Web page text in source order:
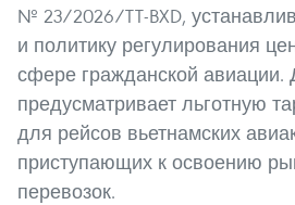
№ 23/2026/TT-BXD,
и политику регулирования
сфере гражданской авиации.
предусматривает льготную
для рейсов вьетнамских
приступающих к освоению
перевозок.